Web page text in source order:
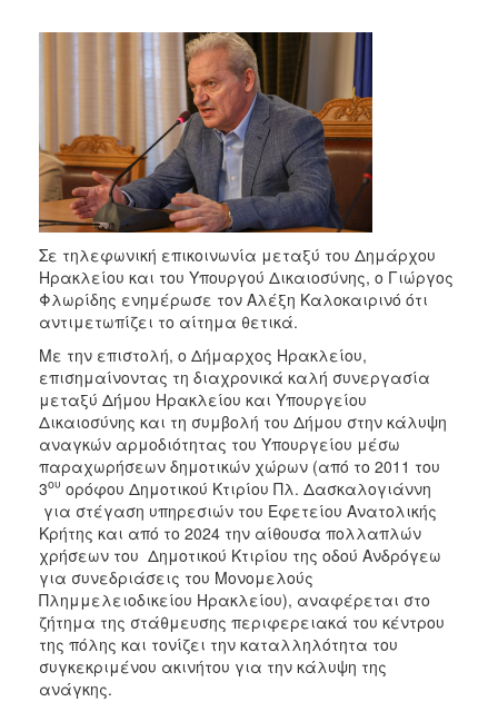
Σε τηλεφωνική επικοινωνία μεταξύ του Δημάρχου
Ηρακλείου και του Υπουργού Δικαιοσύνης, ο Γιώργος
Φλωρίδης ενημέρωσε τον Αλέξη Καλοκαιρινό ότι
αντιμετωπίζει το αίτημα θετικά.
Με την επιστολή, ο Δήμαρχος Ηρακλείου,
επισημαίνοντας τη διαχρονικά καλή συνεργασία
μεταξύ Δήμου Ηρακλείου και Υπουργείου
Δικαιοσύνης και τη συμβολή του Δήμου στην κάλυψη
αναγκών αρμοδιότητας του Υπουργείου μέσω
παραχωρήσεων δημοτικών χώρων (από το 2011 του
3ου ορόφου Δημοτικού Κτιρίου Πλ. Δασκαλογιάννη
για στέγαση υπηρεσιών του Εφετείου Ανατολικής
Κρήτης και από το 2024 την αίθουσα πολλαπλών
χρήσεων του Δημοτικού Κτιρίου της οδού Ανδρόγεω
για συνεδριάσεις του Μονομελούς
Πλημμελειοδικείου Ηρακλείου), αναφέρεται στο
ζήτημα της στάθμευσης περιφερειακά του κέντρου
της πόλης και τονίζει την καταλληλότητα του
συγκεκριμένου ακινήτου για την κάλυψη της
ανάγκης.